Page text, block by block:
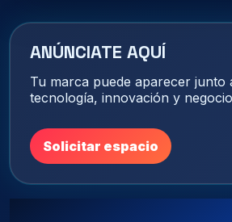
ANÚNCIATE AQUÍ
Tu marca puede aparecer junto
tecnología, innovación y
Solicitar espacio